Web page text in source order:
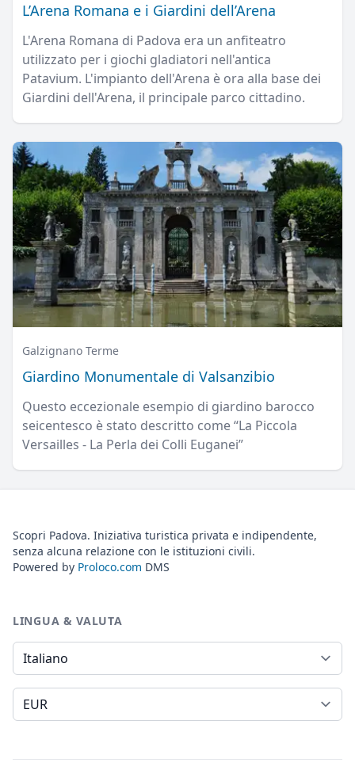
L’Arena Romana e i Giardini dell’Arena
L'Arena Romana di Padova era un anfiteatro
utilizzato per i giochi gladiatori nell'antica
Patavium. L'impianto dell'Arena è ora alla base dei
Giardini dell'Arena, il principale parco cittadino.
Galzignano Terme
Giardino Monumentale di Valsanzibio
Questo eccezionale esempio di giardino barocco
seicentesco è stato descritto come “La Piccola
Versailles - La Perla dei Colli Euganei”
Scopri Padova. Iniziativa turistica privata e indipendente,
senza alcuna relazione con le istituzioni civili.
Powered by Proloco.com DMS
LINGUA & VALUTA
Lingua
Valuta